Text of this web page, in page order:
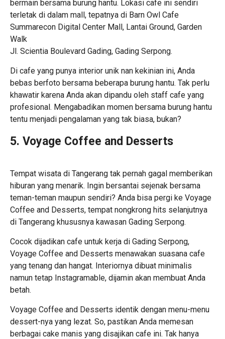
bermain bersama burung hantu. Lokasi cafe ini sendiri
terletak di dalam mall, tepatnya di Barn Owl Cafe
Summarecon Digital Center Mall, Lantai Ground, Garden
Walk
Jl. Scientia Boulevard Gading, Gading Serpong.
Di cafe yang punya interior unik nan kekinian ini, Anda
bebas berfoto bersama beberapa burung hantu. Tak perlu
khawatir karena Anda akan dipandu oleh staff cafe yang
profesional. Mengabadikan momen bersama burung hantu
tentu menjadi pengalaman yang tak biasa, bukan?
5. Voyage Coffee and Desserts
Tempat wisata di Tangerang tak pernah gagal memberikan
hiburan yang menarik. Ingin bersantai sejenak bersama
teman-teman maupun sendiri? Anda bisa pergi ke Voyage
Coffee and Desserts, tempat nongkrong hits selanjutnya
di Tangerang khususnya kawasan Gading Serpong.
Cocok dijadikan cafe untuk kerja di Gading Serpong,
Voyage Coffee and Desserts menawakan suasana cafe
yang tenang dan hangat. Interiornya dibuat minimalis
namun tetap Instagramable, dijamin akan membuat Anda
betah.
Voyage Coffee and Desserts identik dengan menu-menu
dessert-nya yang lezat. So, pastikan Anda memesan
berbagai cake manis yang disajikan cafe ini. Tak hanya